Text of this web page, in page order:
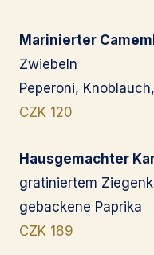
Marinierter
Zwiebeln
Peperoni,
CZK 120
Hausgemachter
gratiniertem
gebackene Paprika
CZK 189